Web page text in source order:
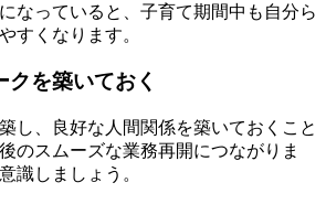
なっていると、子育て期間中も自分ら
すくなります。
を築いておく
し、良好な人間関係を築いておくこと
のスムーズな業務再開につながりま
識しましょう。